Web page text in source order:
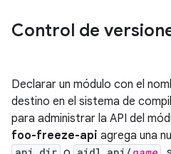
Control de
Declarar un módulo con el
destino en el sistema de
para administrar la API del
foo-freeze-api agrega una